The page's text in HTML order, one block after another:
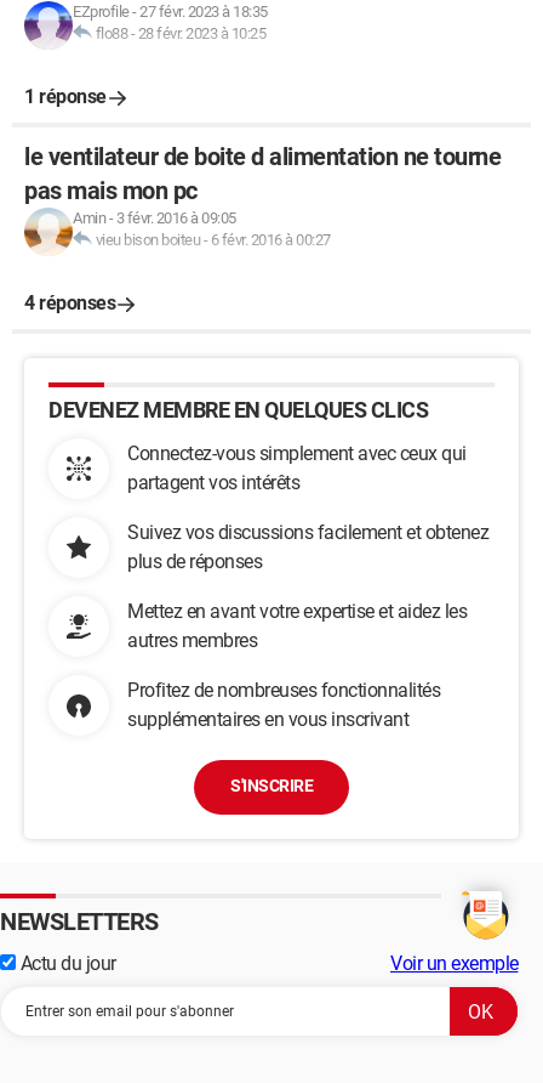
EZprofile-27 févr. 2023 à 18:35
flo88-28 févr. 2023 à 10:25
1 réponse
le ventilateur de boite d alimentation ne tourne
pas mais mon pc
Amin- 3 févr. 2016 à 09:05
vieu bison boiteu- 6 févr. 2016 à 00:27
4 réponses
DEVENEZ MEMBRE EN QUELQUES CLICS
Connectez-vous simplement avec ceux qui
partagent vos intérêts
Suivez vos discussions facilement et obtenez
plus de réponses
Mettez en avant votre expertise et aidez les
autres membres
Profitez de nombreuses fonctionnalités
supplémentaires en vous inscrivant
S'INSCRIRE
NEWSLETTERS
Actu du jour Voir un exemple